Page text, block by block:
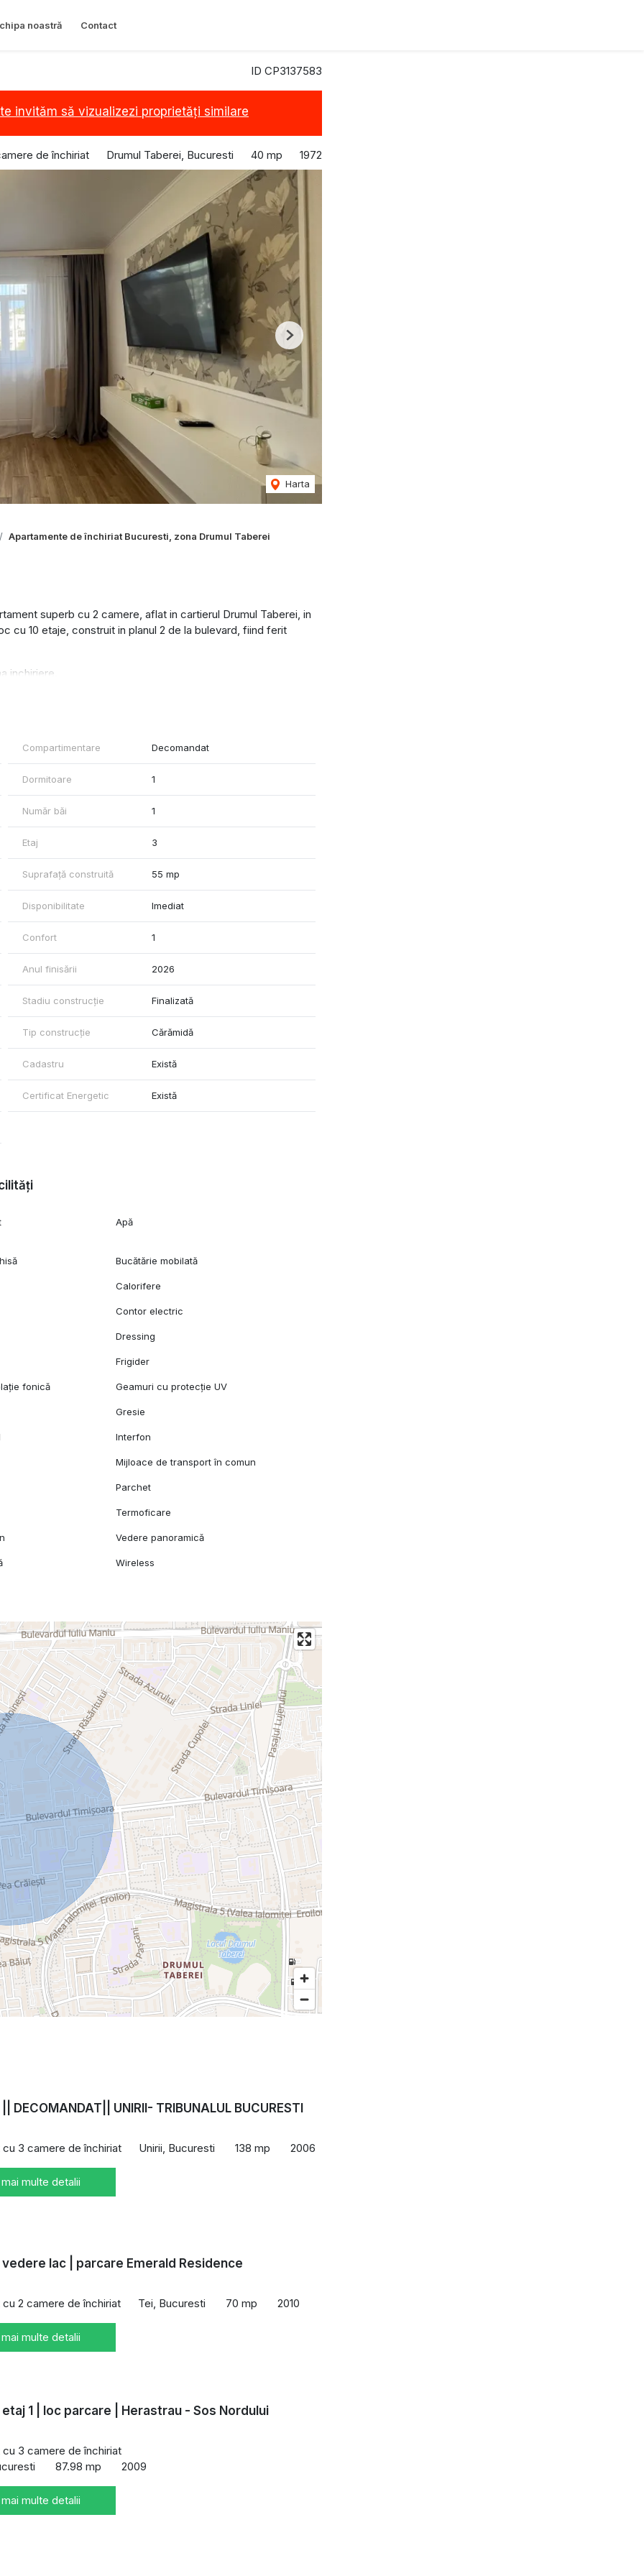
noastră Contact
ID CP3137583
te invităm să vizualizezi proprietăți similare
de închiriat Drumul Taberei, Bucuresti 40 mp 1972
Harta
Next
Apartamente de închiriat Bucuresti, zona Drumul Taberei
superb cu 2 camere, aflat in cartierul Drumul Taberei, in
cu 10 etaje, construit in planul 2 de la bulevard, fiind ferit
inchiriere.
inchisa, dormitor, baie cu dus si aerisire naturala,
Mega Image se afla la 100 ml distanta de bloc.
Compartimentare Decomandat
Dormitoare 1
Număr băi 1
Etaj 3
Suprafață construită 55 mp
Disponibilitate Imediat
Confort 1
Anul finisării 2026
Stadiu construcție Finalizată
Tip construcție Cărămidă
Cadastru Există
Certificat Energetic Există
Apă
Bucătărie mobilată
Calorifere
Contor electric
Dressing
Frigider
fonică Geamuri cu protecție UV
Gresie
Interfon
Mijloace de transport în comun
Parchet
Termoficare
Vedere panoramică
Wireless
DECOMANDAT|| UNIRII- TRIBUNALUL BUCURESTI
3 camere de închiriat Unirii, Bucuresti 138 mp 2006
multe detalii
lac | parcare Emerald Residence
2 camere de închiriat Tei, Bucuresti 70 mp 2010
multe detalii
1 | loc parcare | Herastrau - Sos Nordului
3 camere de închiriat
87.98 mp 2009
multe detalii